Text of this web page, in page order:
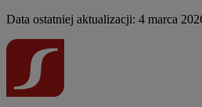
Data ostatniej aktualizacji: 4 marca